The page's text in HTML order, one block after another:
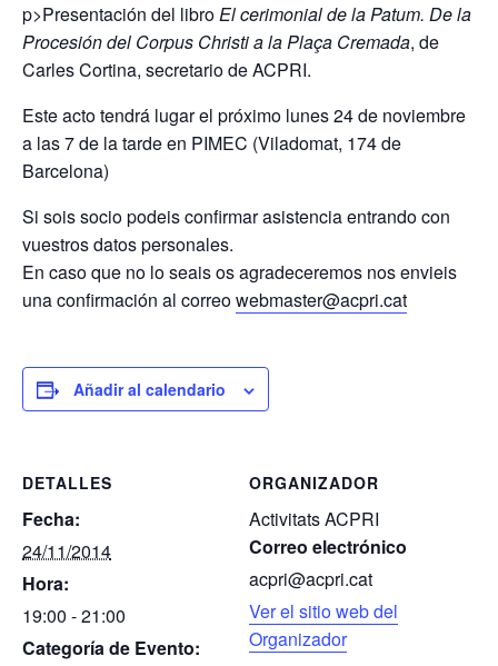
p>Presentación del libroEl cerimonial de la Patum. De la
Procesión del Corpus Christi a la Plaça Cremada, de
Carles Cortina, secretario de ACPRI.
Este acto tendrá lugar el próximo lunes 24 de noviembre
a las 7 de la tarde en PIMEC (Viladomat, 174 de
Barcelona)
Si sois socio podeis confirmar asistencia entrando con
vuestros datos personales.
En caso que no lo seais os agradeceremos nos envieis
una confirmación al correowebmaster@acpri.cat
Añadir al calendario
DETALLES
Fecha:
24/11/2014
Hora:
19:00 - 21:00
Categoría de Evento:
ORGANIZADOR
Activitats ACPRI
Correo electrónico
acpri@acpri.cat
Ver el sitio web del
Organizador